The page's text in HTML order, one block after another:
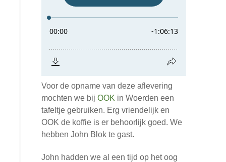
Voor de opname van deze aflevering
mochten we bijOOK in Woerden een
tafeltje gebruiken. Erg vriendelijk en
OOK de koffie is er behoorlijk goed. We
hebben John Blok te gast.
John hadden we al een tijd op het oog